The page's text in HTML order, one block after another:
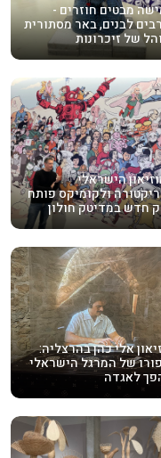
מבטים חוזרים -
לבנים, באר מסתורית
של זיכרונות
הישראלי
ולקומיקס פותח
חדש במדיטק חולון
אלי כהן בהרצליה:
של המרגל הישראלי
לאגדה